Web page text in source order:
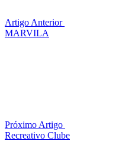
Artigo Anterior
MARVILA
Próximo Artigo
Recreativo Clube